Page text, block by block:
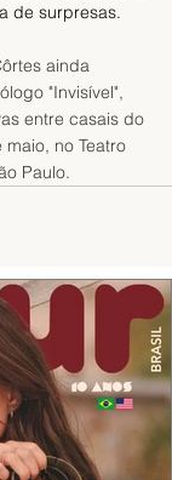
de surpresas.
ainda
"Invisível",
entre casais do
no Teatro
Paulo.